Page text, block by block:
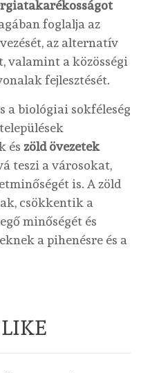
foglalja az
az alternatív
valamint a közösségi
fejlesztését.
a biológiai sokféleség
és zöld övezetek
teszi a városokat,
is. A zöld
csökkentik a
minőségét és
a pihenésre és a